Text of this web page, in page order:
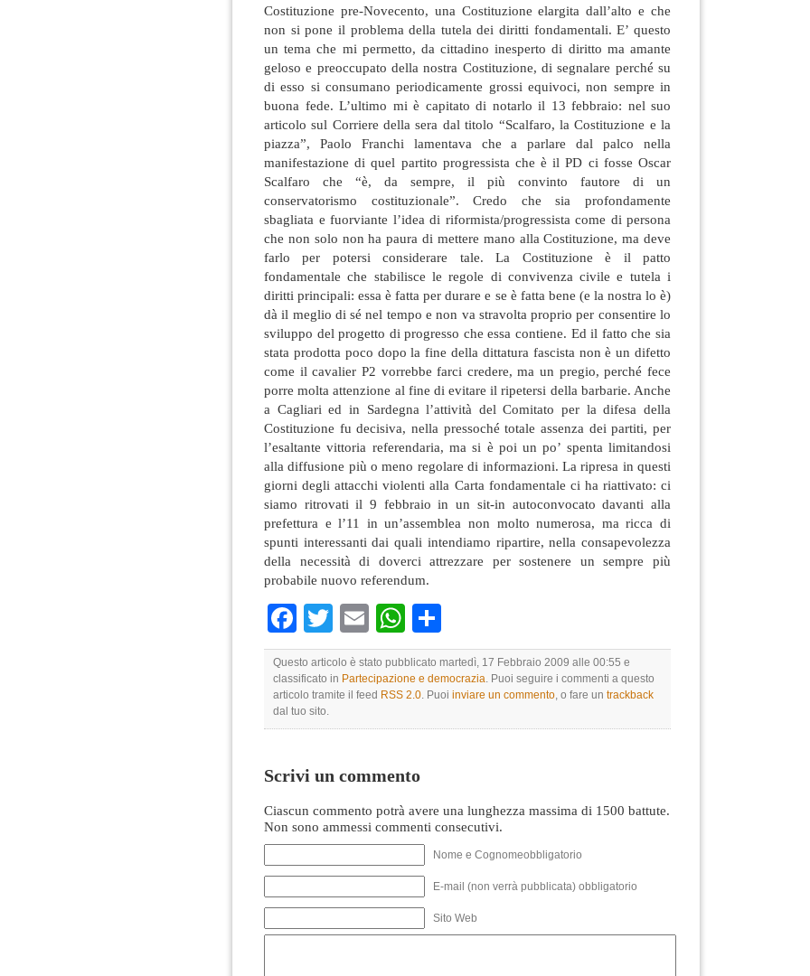
Costituzione pre-Novecento, una Costituzione elargita dall’alto e che
non si pone il problema della tutela dei diritti fondamentali. E’ questo
un tema che mi permetto, da cittadino inesperto di diritto ma amante
geloso e preoccupato della nostra Costituzione, di segnalare perché su
di esso si consumano periodicamente grossi equivoci, non sempre in
buona fede. L’ultimo mi è capitato di notarlo il 13 febbraio: nel suo
articolo sul Corriere della sera dal titolo “Scalfaro, la Costituzione e la
piazza”, Paolo Franchi lamentava che a parlare dal palco nella
manifestazione di quel partito progressista che è il PD ci fosse Oscar
Scalfaro che “è, da sempre, il più convinto fautore di un
conservatorismo costituzionale”. Credo che sia profondamente
sbagliata e fuorviante l’idea di riformista/progressista come di persona
che non solo non ha paura di mettere mano alla Costituzione, ma deve
farlo per potersi considerare tale. La Costituzione è il patto
fondamentale che stabilisce le regole di convivenza civile e tutela i
diritti principali: essa è fatta per durare e se è fatta bene (e la nostra lo è)
dà il meglio di sé nel tempo e non va stravolta proprio per consentire lo
sviluppo del progetto di progresso che essa contiene. Ed il fatto che sia
stata prodotta poco dopo la fine della dittatura fascista non è un difetto
come il cavalier P2 vorrebbe farci credere, ma un pregio, perché fece
porre molta attenzione al fine di evitare il ripetersi della barbarie. Anche
a Cagliari ed in Sardegna l’attività del Comitato per la difesa della
Costituzione fu decisiva, nella pressoché totale assenza dei partiti, per
l’esaltante vittoria referendaria, ma si è poi un po’ spenta limitandosi
alla diffusione più o meno regolare di informazioni. La ripresa in questi
giorni degli attacchi violenti alla Carta fondamentale ci ha riattivato: ci
siamo ritrovati il 9 febbraio in un sit-in autoconvocato davanti alla
prefettura e l’11 in un’assemblea non molto numerosa, ma ricca di
spunti interessanti dai quali intendiamo ripartire, nella consapevolezza
della necessità di doverci attrezzare per sostenere un sempre più
probabile nuovo referendum.
Facebook
TwitterEmailWhatsApp
Questo articolo è stato pubblicato martedì, 17 Febbraio 2009 alle 00:55 e
classificato in Partecipazione e democrazia. Puoi seguire i commenti a questo
articolo tramite il feed RSS 2.0. Puoi inviare un commento, o fare un trackback
dal tuo sito.
Scrivi un commento
Ciascun commento potrà avere una lunghezza massima di 1500 battute.
Non sono ammessi commenti consecutivi.
Nome e Cognomeobbligatorio
E-mail (non verrà pubblicata) obbligatorio
Sito Web